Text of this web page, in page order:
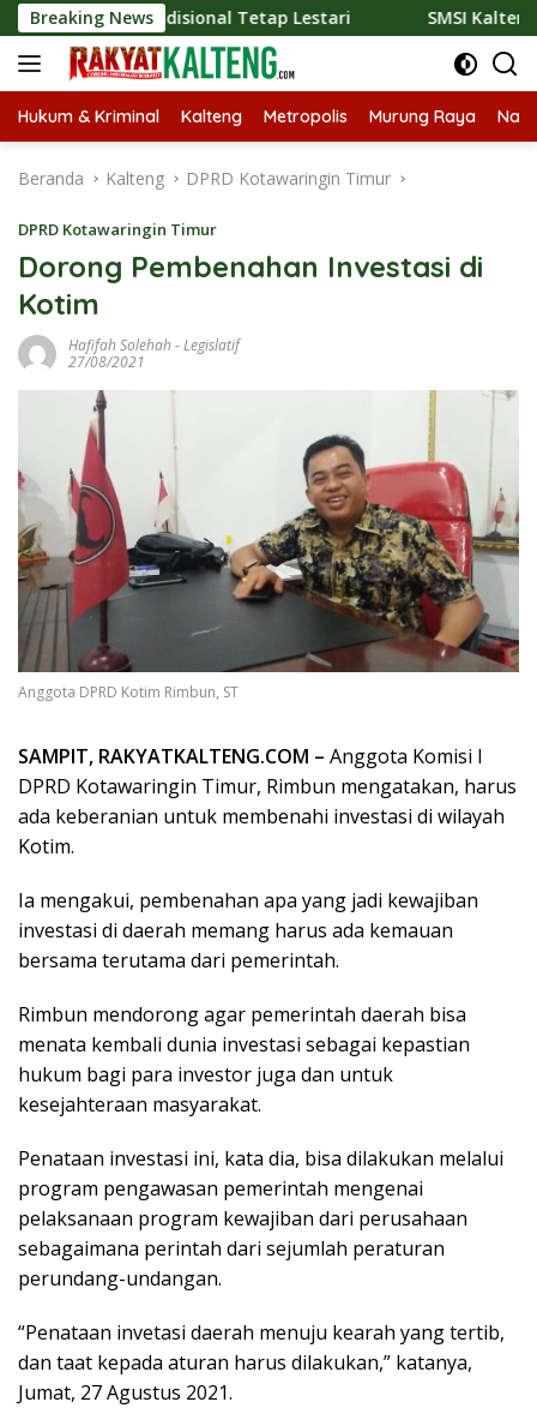
Langsung
ke
konten
Breaking News
Tradisional Tetap Lestari SMSI Kalteng dan Bidan
Hukum & Kriminal Kalteng Metropolis Murung Raya
Beranda Kalteng DPRD Kotawaringin Timur
DPRD Kotawaringin Timur
Dorong Pembenahan Investasi di
Kotim
Hafifah Solehah -Legislatif
27/08/2021
Anggota DPRD Kotim Rimbun, ST
SAMPIT, RAKYATKALTENG.COM – Anggota Komisi I
DPRD Kotawaringin Timur, Rimbun mengatakan, harus
ada keberanian untuk membenahi investasi di wilayah
Kotim.
Ia mengakui, pembenahan apa yang jadi kewajiban
investasi di daerah memang harus ada kemauan
bersama terutama dari pemerintah.
Rimbun mendorong agar pemerintah daerah bisa
menata kembali dunia investasi sebagai kepastian
hukum bagi para investor juga dan untuk
kesejahteraan masyarakat.
Penataan investasi ini, kata dia, bisa dilakukan melalui
program pengawasan pemerintah mengenai
pelaksanaan program kewajiban dari perusahaan
sebagaimana perintah dari sejumlah peraturan
perundang-undangan.
“Penataan invetasi daerah menuju kearah yang tertib,
dan taat kepada aturan harus dilakukan,” katanya,
Jumat, 27 Agustus 2021.